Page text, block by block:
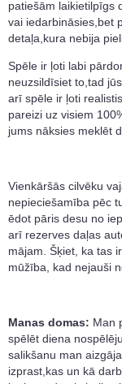
patiešām laikietilpīgs
vai iedarbināsies,bet
detaļa,kura nebija
Spēle ir ļoti labi
neuzsildīsiet to,tad
arī spēle ir ļoti
pareizi uz visiem
jums nāksies meklēt
Vienkāršās cilvēku
nepieciešamība pēc
ēdot pāris desu no
arī rezerves daļas
mājam. Šķiet, ka tas
mūžība, kad nejauši
Manas domas: Man
spēlēt diena
salikšanu man
izprast,kas un kā